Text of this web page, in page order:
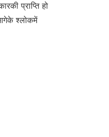
प्राप्ति हो
श्लोकमें